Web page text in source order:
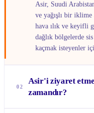
Asir, Suudi
ve yağışlı bir
hava ılık ve keyifli
dağlık bölgelerde
kaçmak isteyenler
02
Asir'i ziyaret
zamandır?